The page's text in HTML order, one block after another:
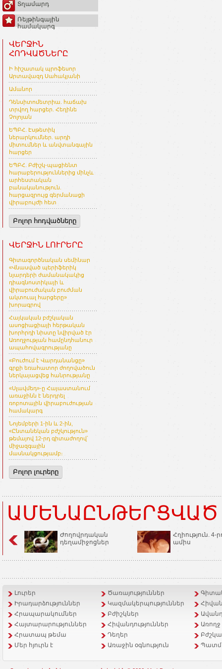
Տղամարդ
Ռեյթինգային
համակարգ
ՎԵՐՋԻՆ
ՀՈԴՎԱԾՆԵՐԸ
Ի հիշատակ պրոֆեսոր
Արտավազդ Սահակյանի
Ամանոր
Դենսիտոմետրիա. հաճախ
տրվող հարցեր. Հեղինե
Չոլոյան
ԵՊԲՀ. Էսթետիկ
ներարկումներ. արդի
միտումներ և անվտանգային
հարցեր
ԵՊԲՀ. Բժիշկ-պացիենտ
հարաբերություններից մինչև
արհեստական
բանականություն.
հարցազրույց գերմանացի
վիրաբույժի հետ
Բոլոր հոդվածները
ՎԵՐՋԻՆ ԼՈՒՐԵՐԸ
Գիտագործնական սեմինար
«Վնասված պերիֆերիկ
նյարդերի ժամանակակից
դիագնոստիկայի և
վիրաբուժական բուժման
ակտուալ հարցերը»
խորագրով
Հայկական բժշկական
ասոցիացիայի հերթական
խորհրդի նիստը նվիրված էր
Առողջության համընդհանուր
ապահովագրությանը
«Բուժում է Վարդանանցը»
գրքի եռահատոր ժողովածուն
ներկայացվեց հանրությանը
«Սլավմեդ»-ը Հայաստանում
առաջինն է ներդրել
ռոբոտային վիրաբուժության
համակարգ
Նոյեմբերի 1-ին և 2-ին,
«Ընտանեկան բժշկություն»
թեմայով 12-րդ գիտաժողով՝
միջազգային
մասնակցությամբ։
Բոլոր լուրերը
Ժողովրդական
դեղամիջոցներ
Հղիություն. 4-
ամիս
Լուրեր Ծառայություններ
Իրադարձություններ
Կազմակերպություններ
Հրապարակումներ
Բժիշկներ
Հայտարարություններ
Հիվանդություններ
Հրատապ թեմա
Դեղեր
Մեր հյուրն է
Առաջին օգնություն